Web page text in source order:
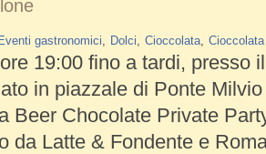
Eventi gastronomici Dolci Cioccolata
19:00 fino a tardi, presso
in piazzale di Ponte
Beer Chocolate Private
da Latte & Fondente e